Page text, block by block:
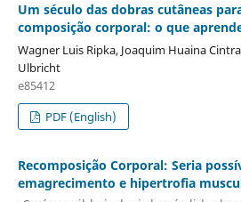
Um século das dobras cutâneas
composição corporal: o que
Wagner Luis Ripka, Joaquim Huaina
Ulbricht
e85412
PDF (English)
Recomposição Corporal: Seria
emagrecimento e hipertrofia